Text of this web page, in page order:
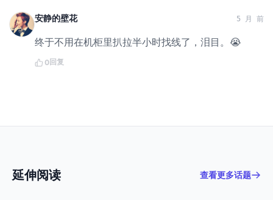
安静的壁花 5 月 前
终于不用在机柜里扒拉半小时找线了，泪目。😭
0回复
延伸阅读 查看更多话题